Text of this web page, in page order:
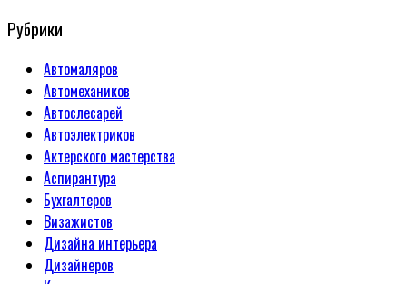
Рубрики
Автомаляров
Автомехаников
Автослесарей
Автоэлектриков
Актерского мастерства
Аспирантура
Бухгалтеров
Визажистов
Дизайна интерьера
Дизайнеров